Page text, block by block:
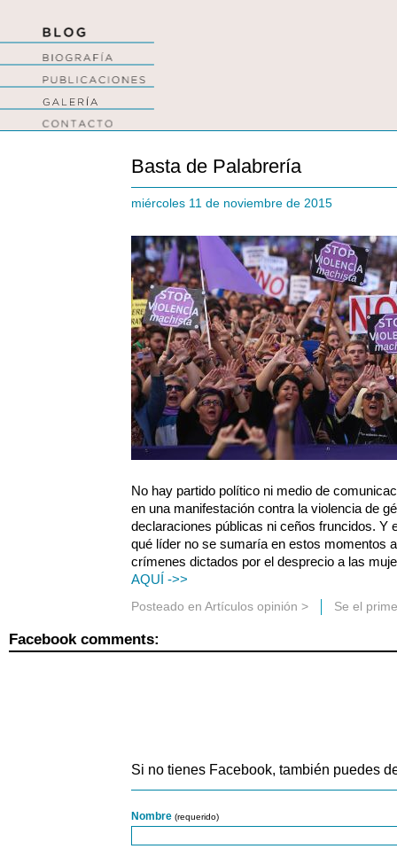
Basta de Palabrería
miércoles 11 de noviembre de 2015
No hay partido político ni medio de
en una manifestación contra la violencia de
declaraciones públicas ni ceños fruncidos. Y
qué líder no se sumaría en estos momentos
crímenes dictados por el desprecio a las
AQUÍ ->>
Posteado en Artículos opinión > Se el
Facebook comments:
Si no tienes Facebook, también puedes
Nombre (requerido)